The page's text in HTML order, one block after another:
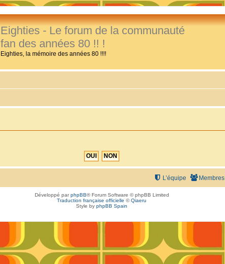
Eighties - Le forum de la communauté
fan des années 80 !! !
Eighties, la mémoire des années 80 !!!!
Membres
L’équipe
Développé parphpBB® Forum Software © phpBB Limited
Traduction française officielle ©Qiaeru
Style by phpBB Spain